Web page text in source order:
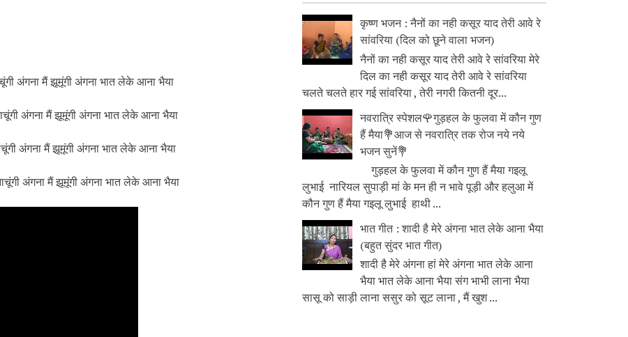
अंगना मैं झूमूंगी अंगना भात लेके आना भैया
अंगना मैं झूमूंगी अंगना भात लेके आना भैया
अंगना मैं झूमूंगी अंगना भात लेके आना भैया
अंगना मैं झूमूंगी अंगना भात लेके आना भैया
कृष्ण भजन : नैनों का नही कसूर याद तेरी आवे रे
सांवरिया (दिल को छूने वाला भजन)
नैनों का नही कसूर याद तेरी आवे रे सांवरिया मेरे
दिल का नही कसूर याद तेरी आवे रे सांवरिया
चलते चलते हार गई सांवरिया , तेरी नगरी कितनी दूर...
नवरात्रि स्पेशल🌹गुड़हल के फुलवा में कौन गुण
हैं मैया💐आज से नवरात्रि तक रोज नये नये
भजन सुनें💐
गुड़हल के फुलवा में कौन गुण हैं मैया गइलू
लुभाई नारियल सुपाड़ी मां के मन ही न भावे पूड़ी और हलुआ में
कौन गुण हैं मैया गइलू लुभाई हाथी ...
भात गीत : शादी है मेरे अंगना भात लेके आना भैया
(बहुत सुंदर भात गीत)
शादी है मेरे अंगना हां मेरे अंगना भात लेके आना
भैया भात लेके आना भैया संग भाभी लाना भैया
सासू को साड़ी लाना ससुर को सूट लाना , मैं खुश ...